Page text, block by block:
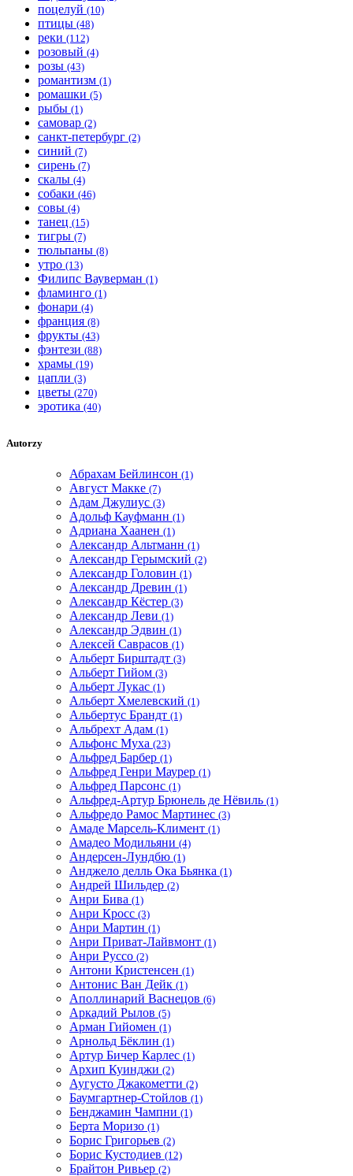
поцелуй (10)
птицы (48)
реки (112)
розовый (4)
розы (43)
романтизм (1)
ромашки (5)
рыбы (1)
самовар (2)
санкт-петербург (2)
синий (7)
сирень (7)
скалы (4)
собаки (46)
совы (4)
танец (15)
тигры (7)
тюльпаны (8)
утро (13)
Филипс Вауверман (1)
фламинго (1)
фонари (4)
франция (8)
фрукты (43)
фэнтези (88)
храмы (19)
цапли (3)
цветы (270)
эротика (40)
Autorzy
Абрахам Бейлинсон (1)
Август Макке (7)
Адам Джулиус (3)
Адольф Кауфманн (1)
Адриана Хаанен (1)
Александр Альтманн (1)
Александр Герымский (2)
Александр Головин (1)
Александр Древин (1)
Александр Кёстер (3)
Александр Леви (1)
Александр Эдвин (1)
Алексей Саврасов (1)
Альберт Бирштадт (3)
Альберт Гийом (3)
Альберт Лукас (1)
Альберт Хмелевский (1)
Альбертус Брандт (1)
Альбрехт Адам (1)
Альфонс Муха (23)
Альфред Барбер (1)
Альфред Генри Маурер (1)
Альфред Парсонс (1)
Альфред-Артур Брюнель де Нёвиль (1)
Альфредо Рамос Мартинес (3)
Амаде Марсель-Климент (1)
Амадео Модильяни (4)
Андерсен-Лундбю (1)
Анджело делль Ока Бьянка (1)
Андрей Шильдер (2)
Анри Бива (1)
Анри Кросс (3)
Анри Мартин (1)
Анри Приват-Лайвмонт (1)
Анри Руссо (2)
Антони Кристенсен (1)
Антонис Ван Дейк (1)
Аполлинарий Васнецов (6)
Аркадий Рылов (5)
Арман Гийомен (1)
Арнольд Бёклин (1)
Артур Бичер Карлес (1)
Архип Куинджи (2)
Аугусто Джакометти (2)
Баумгартнер-Стойлов (1)
Бенджамин Чампни (1)
Берта Моризо (1)
Борис Григорьев (2)
Борис Кустодиев (12)
Брайтон Ривьер (2)